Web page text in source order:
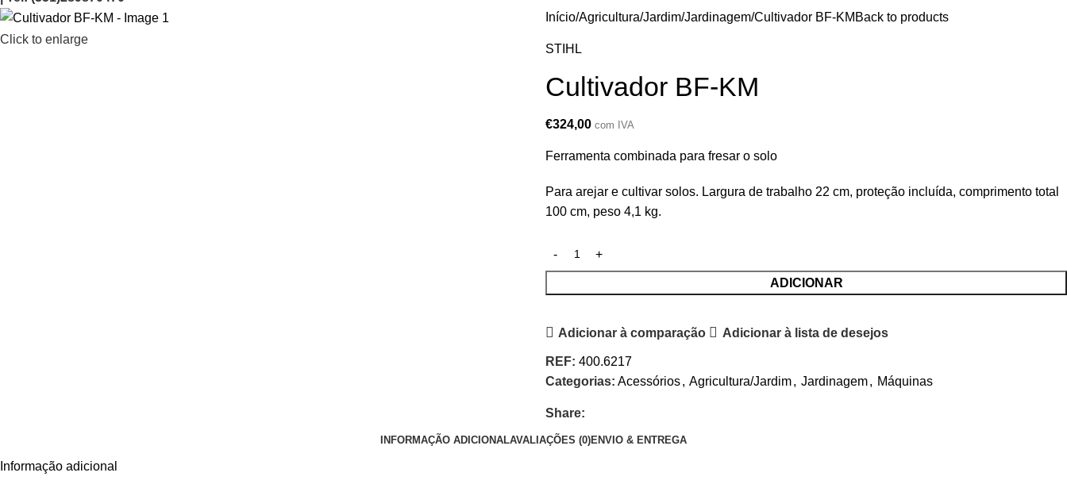
Click to enlarge
Início Agricultura/Jardim Jardinagem Cultivador BF-KM Back to products
STIHL
Cultivador BF-KM
€324,00 com IVA
Ferramenta combinada para fresar o solo
Para arejar e cultivar solos. Largura de trabalho 22 cm, proteção incluída, comprimento total
100 cm, peso 4,1 kg.
ADICIONAR
Adicionar à comparação Adicionar à lista de desejos
REF: 400.6217
Categorias: Acessórios, Agricultura/Jardim, Jardinagem, Máquinas
Share:
INFORMAÇÃO ADICIONALAVALIAÇÕES (0)ENVIO & ENTREGA
Informação adicional